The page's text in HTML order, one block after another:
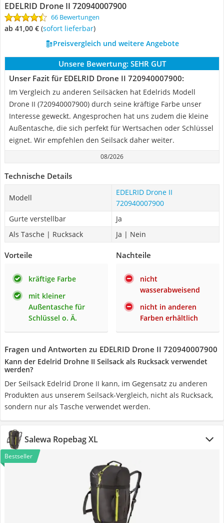
EDELRID Drone II 720940007900
66 Bewertungen
ab 41,00 € ( Sofort lieferbar)
Preisvergleich und weitere Angebote
Unsere Bewertung: SEHR GUT
Unser Fazit für EDELRID Drone II 720940007900:
Im Vergleich zu anderen Seilsäcken hat Edelrids Modell
Drone II (720940007900) durch seine kräftige Farbe unser
Interesse geweckt. Angesprochen hat uns zudem die kleine
Außentasche, die sich perfekt für Wertsachen oder Schlüssel
eignet. Wir empfehlen den Seilsack daher weiter.
08/2026
Technische Details
Modell
EDELRID Drone II
720940007900
Gurte verstellbar
Ja
Als Tasche | Rucksack
Ja | Nein
Vorteile
kräftige Farbe
mit kleiner
Außentasche für
Schlüssel o. Ä.
Nachteile
nicht
wasserabweisend
nicht in anderen
Farben erhältlich
Fragen und Antworten zu EDELRID Drone II 720940007900
Kann der Edelrid Drohne II Seilsack als Rucksack verwendet
werden?
Der Seilsack Edelrid Drone II kann, im Gegensatz zu anderen
Produkten aus unserem Seilsack-Vergleich, nicht als Rucksack,
sondern nur als Tasche verwendet werden.
Salewa Ropebag XL
Bestseller